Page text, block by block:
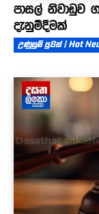
පාසල් නිවාඩුව
දැනුම්දීමක්
උණුසුම් පුවත් | Hot